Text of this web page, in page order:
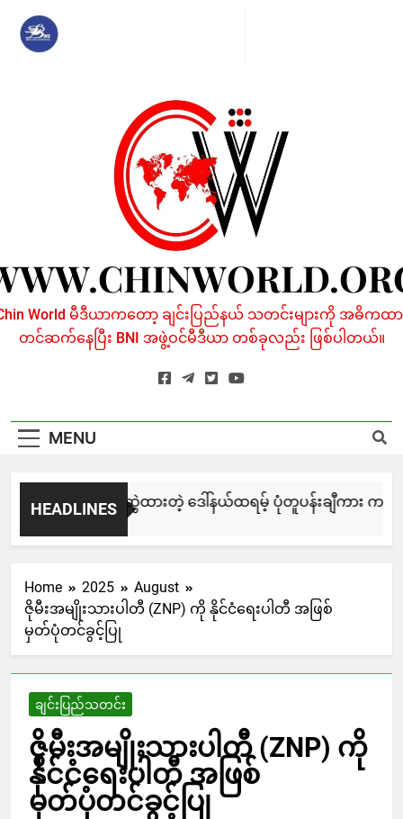
content
World မီဒီယာကတော့ ချင်းပြည်နယ် သတင်းများကို အဓိကထာ
တင်ဆက်နေပြီး BNI အဖွဲ့ဝင်မီဒီယာ တစ်ခုလည်း ဖြစ်ပါတယ်။
MENU
HEADLINES
မြင်းချေးနဲ့ ရေးဆွဲထားတဲ့ ဒေါ်နယ်ထရမ့် ပုံတူပန်းချီကား ကနေဒ
2 Days Ago
Home 2025
August
ဇိုမီးအမျိုးသားပါတီ (ZNP) ကို နိုင်ငံရေးပါတီ အဖြစ်
မှတ်ပုံတင်ခွင့်ပြု
ချင်းပြည်သတင်း
ဇိုမီးအမျိုးသားပါတီ (ZNP) ကို
နိုင်ငံရေးပါတီ အဖြစ်
မှတ်ပုံတင်ခွင့်ပြု